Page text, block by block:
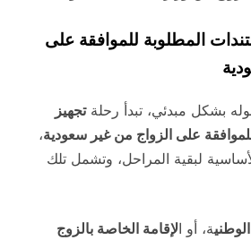
المطلوبة للموافقة على
بشكل مبدئي، تبدأ رحلةتجهيز
على الزواج من غير سعودية،
لبقية المراحل، وتشمل تلك
ة، أو الإقامة الخاصة بالزوج